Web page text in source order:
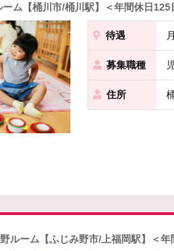
ム【桶川市/桶川駅】＜年間休日
待遇
募集職種
住所
ルーム【ふじみ野市/上福岡駅】＜